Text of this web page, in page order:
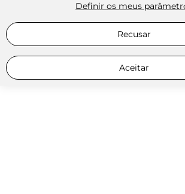
Definir os meus
Recusar
Aceitar